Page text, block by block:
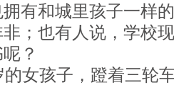
有和城里孩子一样
；也有人说，学校
？
孩子，蹬着三轮